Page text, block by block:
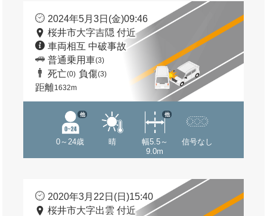
2024年5月3日(金)09:46
桜井市大字吉隠 付近
車両相互 中破事故
普通乗用車(3)
死亡(0) 負傷(3)
距離1632m
0～24歳
他
晴
幅5.5～
9.0m
他
信号なし
2020年3月22日(日)15:40
桜井市大字出雲 付近